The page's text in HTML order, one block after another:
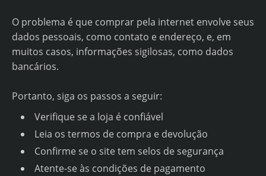
O problema é que comprar pela internet envolve seus
dados pessoais, como contato e endereço, e, em
muitos casos, informações sigilosas, como dados
bancários.
Portanto, siga os passos a seguir:
Verifique se a loja é confiável
Leia os termos de compra e devolução
Confirme se o site tem selos de segurança
Atente-se às condições de pagamento